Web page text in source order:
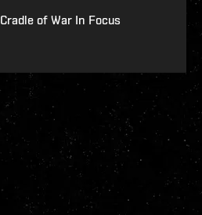
Cradle of War In Focus